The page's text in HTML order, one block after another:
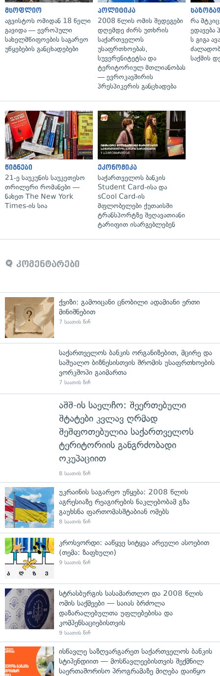
მსოფლიო
აგვისტოს ომიდან 18 წელი
გავიდა — ევროპული
სახელმწიფოების საგარეო
უწყებების განცხადებები
პოლიტიკა
2008 წლის ომის შედეგები
დღემდე ძირს უთხრის
საქართველოს
უსაფრთხოებას,
სუვერენიტეტსა და
ტერიტორიულ მთლიანობას
— ევროკავშირის
პრესპიკერის განცხადება
რა
ედავება
ს გიგა
საქმის
წიგნები
21-ე საუკუნის საუკეთესო
თრილერი რომანები —
ნახეთ The New York
Times-ის სია
ეკონომიკა
საქართველოს ბანკის
Student Card-ისა და
sCool Card-ის
მფლობელები ქუთაისში
ტრანსპორტზე შეღავათიანი
ტარიფით ისარგებლებენ
კომენტარები
ქვიზი: გამოიცანი ცნობილი ადამიანი ერთი
მინიშნებით
7 საათის წინ
საქართველოს ბანკის ორგანიზებით, მცირე და
საშუალო ბიზნესისთვის შრომის უსაფრთხოების
ვორკშოპი გაიმართა
7 საათის წინ
აშშ-ის საელჩო: შეერთებული
შტატები კვლავ ღრმად
შეშფოთებულია საქართველოს
ტერიტორიის განგრძობადი
ოკუპაციით
8 საათის წინ
უკრაინის საგარეო უწყება: 2008 წლის
აგრესიაზე რეაგირების ნაკლებობამ გზა
გაუხსნა ფართომასშტაბიან ომებს
8 საათის წინ
კროსვორდი: ააწყვე სიტყვა არეული ასოებით
(თემა: ზაფხული)
9 საათის წინ
სტრასბურგის სასამართლო და 2008 წლის
ომის საქმეები — საიას ბრძოლა
დაზარალებულთა უფლებებისა და
კომპენსაციებისთვის
9 საათის წინ
ისწავლე საზღვარგარეთ საქართველოს ბანკის
სტიპენდიით — მოსწავლეებისთვის შექმნილ
საერთაშორისო პროგრამაზე მიღება დაიწყო